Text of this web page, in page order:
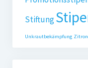
Stiftung
Unkrautbekämpfung